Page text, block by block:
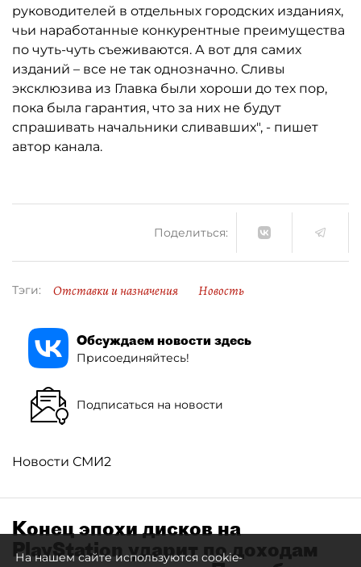
руководителей в отдельных городских изданиях,
чьи наработанные конкурентные преимущества
по чуть-чуть съеживаются. А вот для самих
изданий – все не так однозначно. Сливы
эксклюзива из Главка были хороши до тех пор,
пока была гарантия, что за них не будут
спрашивать начальники сливавших", - пишет
автор канала.
Поделиться:
Тэги: Отставки и назначения Новость
Обсуждаем новости здесь
Присоединяйтесь!
Подписаться на новости
Новости СМИ2
Конец эпохи дисков на
PlayStation ударит по доходам
На нашем сайте используются cookie-